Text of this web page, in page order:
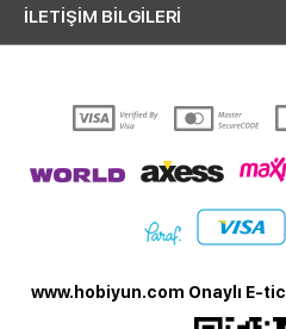
İLETİŞİM BİLGİLERİ
www.hobiyun.com Onaylı E-